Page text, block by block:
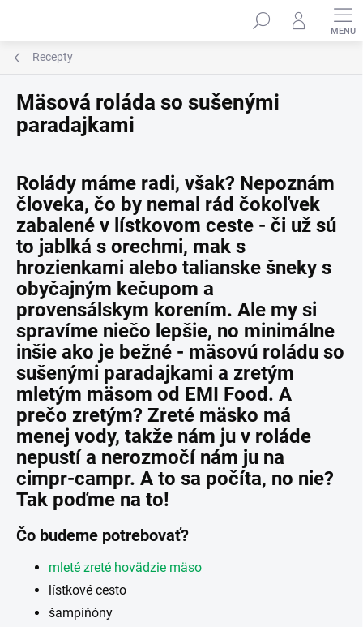
Recepty
Mäsová roláda so sušenými
paradajkami
Rolády máme radi, však? Nepoznám
človeka, čo by nemal rád čokoľvek
zabalené v lístkovom ceste - či už sú
to jablká s orechmi, mak s
hrozienkami alebo talianske šneky s
obyčajným kečupom a
provensálskym korením. Ale my si
spravíme niečo lepšie, no minimálne
inšie ako je bežné - mäsovú roládu so
sušenými paradajkami a zretým
mletým mäsom od EMI Food. A
prečo zretým? Zreté mäsko má
menej vody, takže nám ju v roláde
nepustí a nerozmočí nám ju na
cimpr-campr. A to sa počíta, no nie?
Tak poďme na to!
Čo budeme potrebovať?
mleté zreté hovädzie mäso
lístkové cesto
šampiňóny